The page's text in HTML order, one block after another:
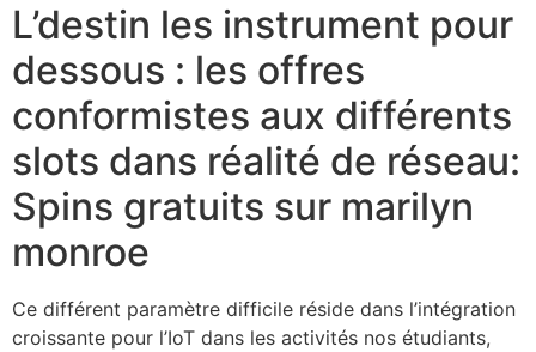
L’destin les instrument pour
dessous : les offres
conformistes aux différents
slots dans réalité de réseau:
Spins gratuits sur marilyn
monroe
Ce différent paramètre difficile réside dans l’intégration
croissante pour l’IoT dans les activités nos étudiants,